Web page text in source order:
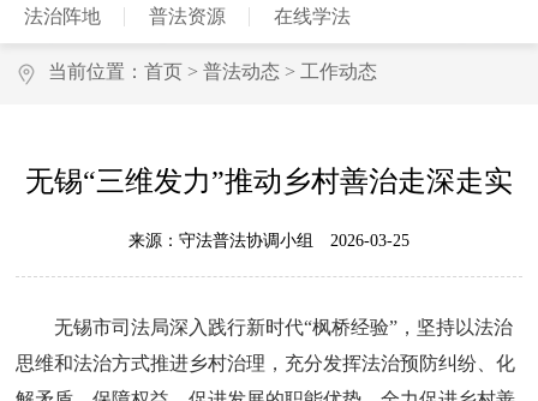
法治阵地 普法资源 在线学法
当前位置： 首页 > 普法动态 > 工作动态
无锡“三维发力”推动乡村善治走深走实
来源：守法普法协调小组 2026-03-25
无锡市司法局深入践行新时代“枫桥经验”，坚持以法治
思维和法治方式推进乡村治理，充分发挥法治预防纠纷、化